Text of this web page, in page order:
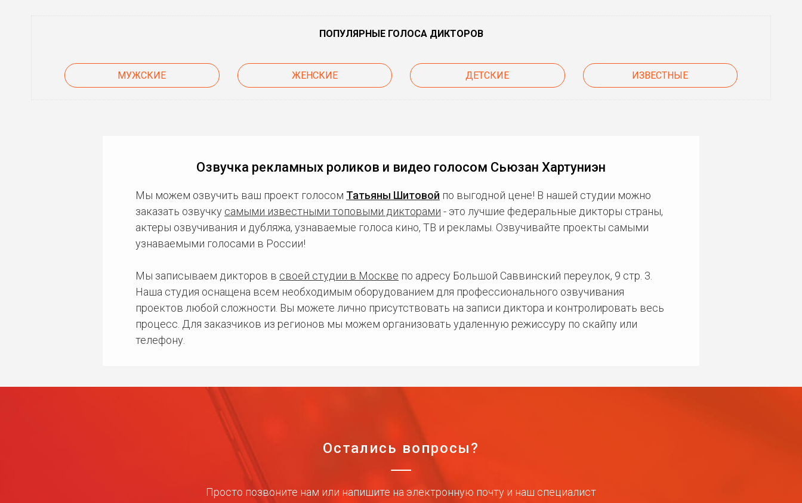
ПОПУЛЯРНЫЕ ГОЛОСА ДИКТОРОВ
МУЖСКИЕ ЖЕНСКИЕ ДЕТСКИЕ ИЗВЕСТНЫЕ
Озвучка рекламных роликов и видео голосом Сьюзан Хартуниэн
Мы можем озвучить ваш проект голосом Татьяны Шитовой по выгодной цене! В нашей студии можно
заказать озвучку самыми известными топовыми дикторами - это лучшие федеральные дикторы страны,
актеры озвучивания и дубляжа, узнаваемые голоса кино, ТВ и рекламы. Озвучивайте проекты самыми
узнаваемыми голосами в России!
Мы записываем дикторов в своей студии в Москве по адресу Большой Саввинский переулок, 9 стр. 3.
Наша студия оснащена всем необходимым оборудованием для профессионального озвучивания
проектов любой сложности. Вы можете лично присутствовать на записи диктора и контролировать весь
процесс. Для заказчиков из регионов мы можем организовать удаленную режиссуру по скайпу или
телефону.
Остались вопросы?
Просто позвоните нам или напишите на электронную почту и наш специалист